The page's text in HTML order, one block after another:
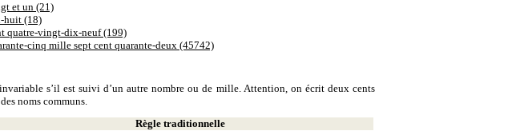
et un (21)
huit (18)
quatre-vingt-dix-neuf (199)
cinq mille sept cent quarante-deux (45742)
s’il est suivi d’un autre nombre ou de mille. Attention, on écrit deux cents
noms communs.
Règle traditionnelle